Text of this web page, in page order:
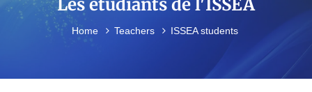
Les étudiants de l'ISSEA
Home Teachers ISSEA students